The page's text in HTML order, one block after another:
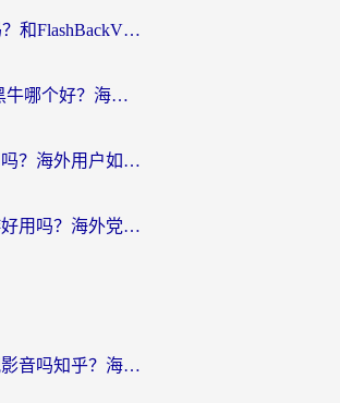
穿梭VPN好用吗？和FlashBackVPN对比哪个回国效果更好？
Quickback和小黑牛哪个好？海外党亲测指南，选对回国加速器秒回国内
迅游和银河好用吗？海外用户如何选择回国加速器实现无缝访问国内资源
穿梭和奇游手游好用吗？海外党亲测3款回国加速器，附蜜蜂加速器七天试用攻略
国外可以看央视影音吗知乎？海外党亲测有效的回国加速方案